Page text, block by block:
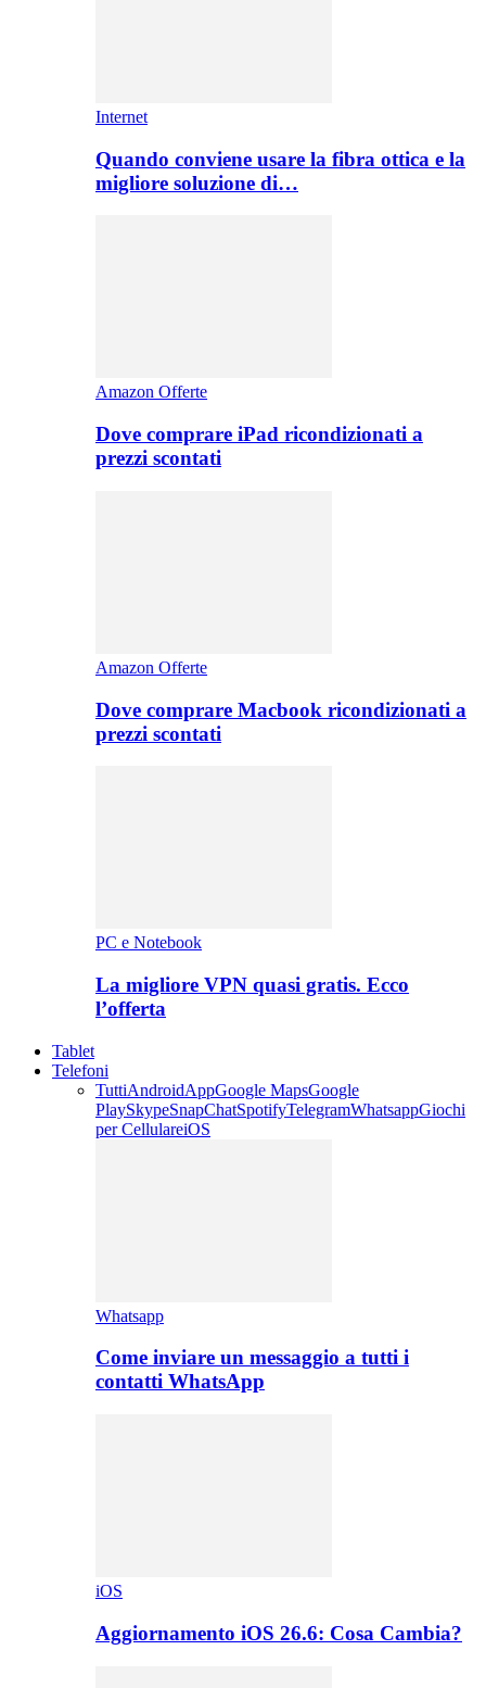
Internet
Quando conviene usare la fibra ottica e la
migliore soluzione di…
Amazon Offerte
Dove comprare iPad ricondizionati a
prezzi scontati
Amazon Offerte
Dove comprare Macbook ricondizionati a
prezzi scontati
PC e Notebook
La migliore VPN quasi gratis. Ecco
l’offerta
Tablet
Telefoni
TuttiAndroidAppGoogle MapsGoogle
PlaySkypeSnapChatSpotifyTelegramWhatsappGiochi
per CellulareiOS
Whatsapp
Come inviare un messaggio a tutti i
contatti WhatsApp
iOS
Aggiornamento iOS 26.6: Cosa Cambia?